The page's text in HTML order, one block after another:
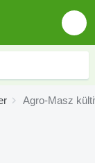
Agro-Masz